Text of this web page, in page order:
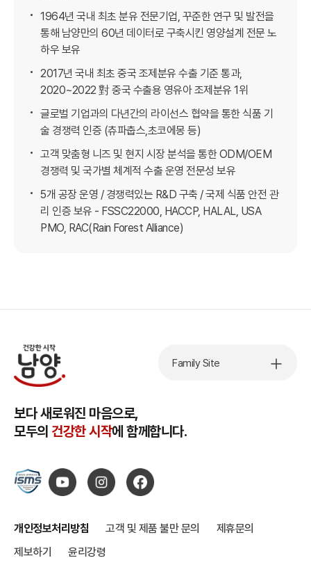
1964년 국내 최초 분유 전문기업, 꾸준한 연구 및 발전을
통해 남양만의 60년 데이터로 구축시킨 영양설계 전문 노
하우 보유
2017년 국내 최초 중국 조제분유 수출 기준 통과,
2020~2022 對 중국 수출용 영유아 조제분유 1위
글로벌 기업과의 다년간의 라이선스 협약을 통한 식품 기
술 경쟁력 인증 (츄파춥스,초코에몽 등)
고객 맞춤형 니즈 및 현지 시장 분석을 통한 ODM/OEM
경쟁력 및 국가별 체계적 수출 운영 전문성 보유
5개 공장 운영 / 경쟁력있는 R&D 구축 / 국제 식품 안전 관
리 인증 보유 - FSSC22000, HACCP, HALAL, USA
PMO, RAC(Rain Forest Alliance)
보다 새로워진 마음으로,
모두의 건강한 시작에 함께합니다.
Family Site
개인정보처리방침 고객 및 제품 불만 문의
제휴문의
제보하기
윤리강령